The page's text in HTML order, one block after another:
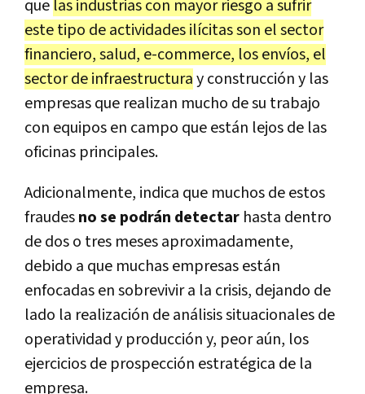
que las industrias con mayor riesgo a sufrir
este tipo de actividades ilícitas son el sector
financiero, salud, e-commerce, los envíos, el
sector de infraestructuray construcción y las
empresas que realizan mucho de su trabajo
con equipos en campo que están lejos de las
oficinas principales.
Adicionalmente, indica que muchos de estos
fraudesno se podrán detectar hasta dentro
de dos o tres meses aproximadamente,
debido a que muchas empresas están
enfocadas en sobrevivir a la crisis, dejando de
lado la realización de análisis situacionales de
operatividad y producción y, peor aún, los
ejercicios de prospección estratégica de la
empresa.